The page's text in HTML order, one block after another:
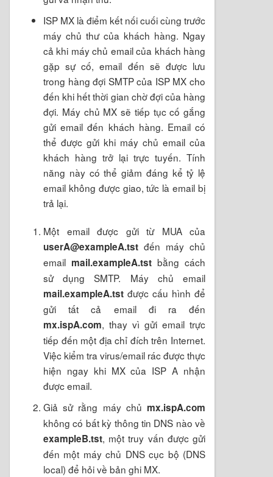
ISP MX là điểm kết nối cuối cùng trước
máy chủ thư của khách hàng. Ngay
cả khi máy chủ email của khách hàng
gặp sự cố, email đến sẽ được lưu
trong hàng đợi SMTP của ISP MX cho
đến khi hết thời gian chờ đợi của hàng
đợi. Máy chủ MX sẽ tiếp tục cố gắng
gửi email đến khách hàng. Email có
thể được gửi khi máy chủ email của
khách hàng trở lại trực tuyến. Tính
năng này có thể giảm đáng kể tỷ lệ
email không được giao, tức là email bị
trả lại.
Một email được gửi từ MUA của
userA@exampleA.tst đến máy chủ
email mail.exampleA.tst bằng cách
sử dụng SMTP. Máy chủ email
mail.exampleA.tst được cấu hình để
gửi tất cả email đi ra đến
mx.ispA.com, thay vì gửi email trực
tiếp đến một địa chỉ đích trên Internet.
Việc kiểm tra virus/email rác được thực
hiện ngay khi MX của ISP A nhận
được email.
Giả sử rằng máy chủ mx.ispA.com
không có bất kỳ thông tin DNS nào về
exampleB.tst, một truy vấn được gửi
đến một máy chủ DNS cục bộ (DNS
local) để hỏi về bản ghi MX.